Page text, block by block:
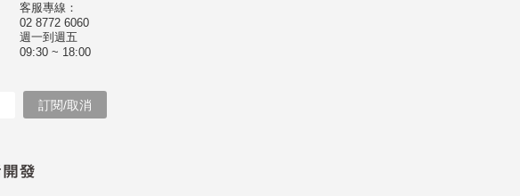
客服專線：
02 8772 6060
週一到週五
09:30 ~ 18:00